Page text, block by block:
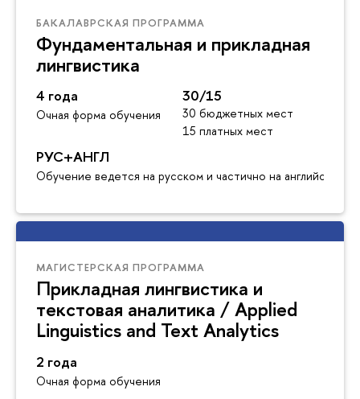
БАКАЛАВРСКАЯ ПРОГРАММА
Фундаментальная и прикладная
лингвистика
4 года
Очная форма обучения
30/15
30 бюджетных мест
15 платных мест
РУС+АНГЛ
Обучение ведется на русском и частично на английском
МАГИСТЕРСКАЯ ПРОГРАММА
Прикладная лингвистика и
текстовая аналитика / Applied
Linguistics and Text Analytics
2 года
Очная форма обучения